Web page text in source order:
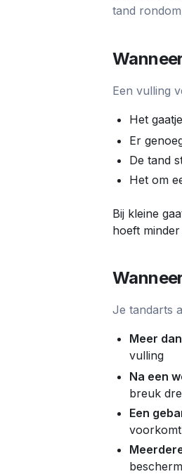
tand
Een vulling
Het
Er
De tand
Het om
Bij kleine
hoeft
Je tandarts
Meer
vulling
Na een
breuk
Een